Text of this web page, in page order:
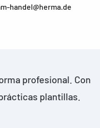
handel@herma.de
profesional. Con
plantillas.